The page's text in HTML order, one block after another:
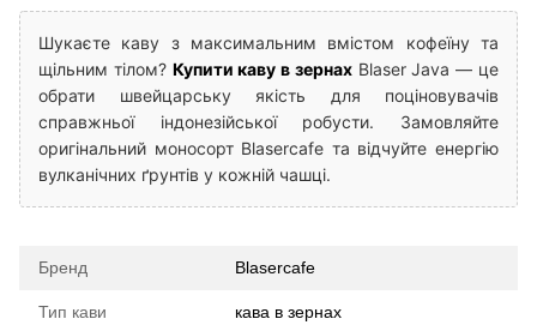
Шукаєте каву з максимальним вмістом кофеїну та
щільним тілом? Купити каву в зернахBlaser Java — це
обрати швейцарську якість для поціновувачів
справжньої індонезійської робусти. Замовляйте
оригінальний моносорт Blasercafe та відчуйте енергію
вулканічних ґрунтів у кожній чашці.
Бренд Blasercafe
Тип кави кава в зернах